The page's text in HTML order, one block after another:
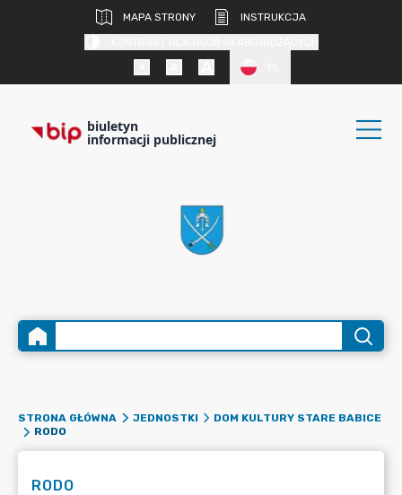
MAPA STRONY
INSTRUKCJA
biuletyn
informacji publicznej
STRONA GŁÓWNA JEDNOSTKI
DOM KULTURY STARE BABICE
RODO
RODO